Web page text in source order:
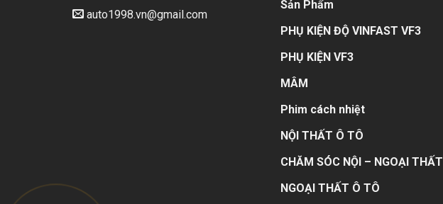
auto1998.vn@gmail.com
Sản Phẩm
PHỤ KIỆN ĐỘ VINFAST VF3
PHỤ KIỆN VF3
MÂM
Phim cách nhiệt
NỘI THẤT Ô TÔ
CHĂM SÓC NỘI – NGOẠI THẤT
NGOẠI THẤT Ô TÔ